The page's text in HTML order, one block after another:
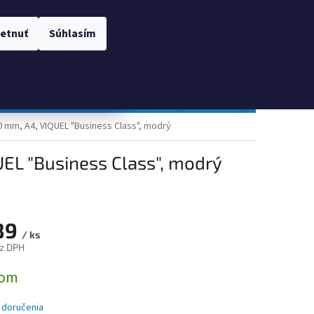
Súhlasím
A4, VIQUEL "Business Class", modrý
"Business Class", modrý
/ ks
DPH